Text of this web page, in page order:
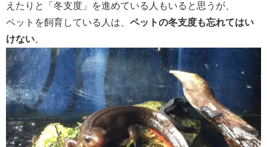
えたりと「冬支度」を進めている人もいると思うが、
ペットを飼育している人は、 ペットの冬支度も忘れてはい
けない。